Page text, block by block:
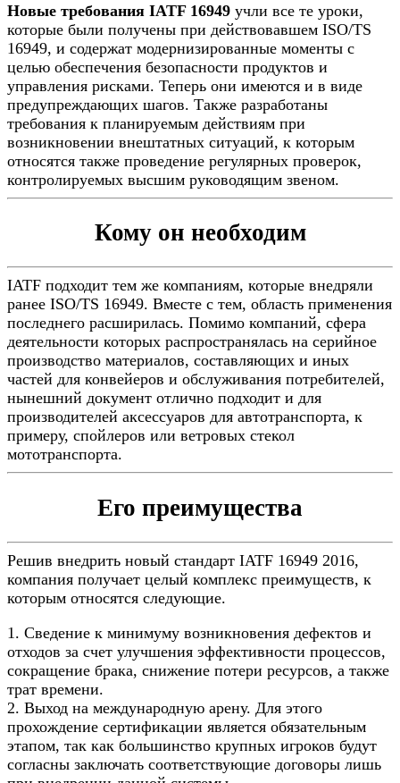
Новые требования IATF 16949 учли все те уроки,
которые были получены при действовавшем ISO/TS
16949, и содержат модернизированные моменты с
целью обеспечения безопасности продуктов и
управления рисками. Теперь они имеются и в виде
предупреждающих шагов. Также разработаны
требования к планируемым действиям при
возникновении внештатных ситуаций, к которым
относятся также проведение регулярных проверок,
контролируемых высшим руководящим звеном.
Кому он необходим
IATF подходит тем же компаниям, которые внедряли
ранее ISO/TS 16949. Вместе с тем, область применения
последнего расширилась. Помимо компаний, сфера
деятельности которых распространялась на серийное
производство материалов, составляющих и иных
частей для конвейеров и обслуживания потребителей,
нынешний документ отлично подходит и для
производителей аксессуаров для автотранспорта, к
примеру, спойлеров или ветровых стекол
мототранспорта.
Его преимущества
Решив внедрить новый стандарт IATF 16949 2016,
компания получает целый комплекс преимуществ, к
которым относятся следующие.
1. Сведение к минимуму возникновения дефектов и
отходов за счет улучшения эффективности процессов,
сокращение брака, снижение потери ресурсов, а также
трат времени.
2. Выход на международную арену. Для этого
прохождение сертификации является обязательным
этапом, так как большинство крупных игроков будут
согласны заключать соответствующие договоры лишь